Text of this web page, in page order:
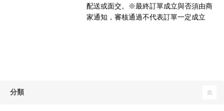
配送或面交。※最終訂單成立與否須由商
家通知，審核通過不代表訂單一定成立
分類